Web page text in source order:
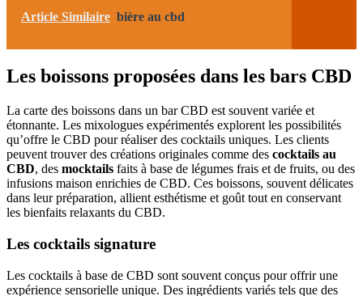
Article Similaire bière au cbd
Les boissons proposées dans les bars CBD
La carte des boissons dans un bar CBD est souvent variée et
étonnante. Les mixologues expérimentés explorent les possibilités
qu’offre le CBD pour réaliser des cocktails uniques. Les clients
peuvent trouver des créations originales comme des cocktails au
CBD, des mocktails faits à base de légumes frais et de fruits, ou des
infusions maison enrichies de CBD. Ces boissons, souvent délicates
dans leur préparation, allient esthétisme et goût tout en conservant
les bienfaits relaxants du CBD.
Les cocktails signature
Les cocktails à base de CBD sont souvent conçus pour offrir une
expérience sensorielle unique. Des ingrédients variés tels que des